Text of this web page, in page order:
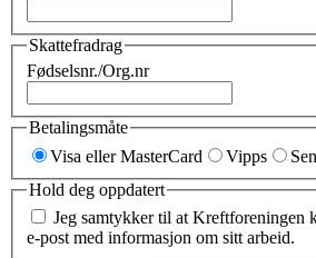
Skattefradrag
Fødselsnr./Org.nr
Betalingsmåte
Visa eller MasterCard
Vipps
Hold deg oppdatert
Jeg samtykker til at Kreftforeningen
e-post med informasjon om sitt arbeid.